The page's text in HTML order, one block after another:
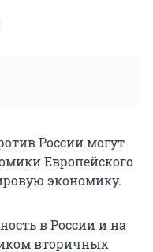
России могут
Европейского
экономику.
в России и на
вторичных